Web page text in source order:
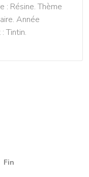
: Résine. Thème
Année
Tintin.
Fin